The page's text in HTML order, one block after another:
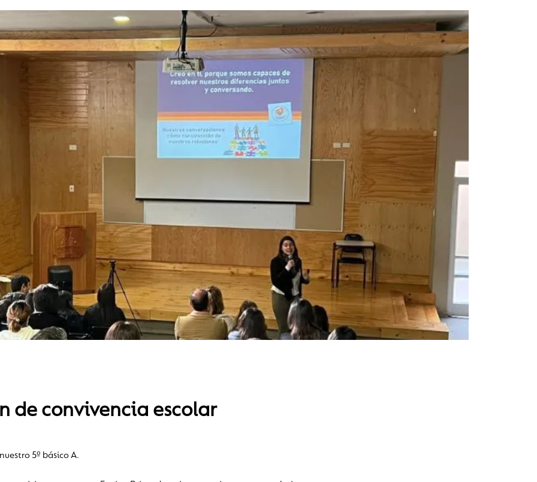
de convivencia escolar
5º básico A.